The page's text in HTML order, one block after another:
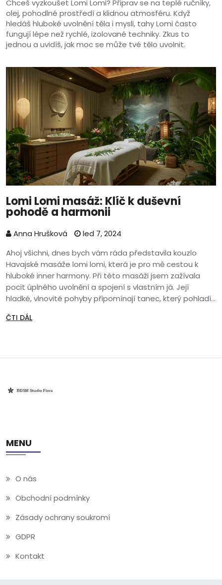
Chceš vyzkoušet Lomi Lomi? Připrav se na teplé ručníky,
olej, pohodlné prostředí a klidnou atmosféru. Když
hledáš hluboké uvolnění těla i mysli, tahy Lomi často
fungují lépe než rychlé, izolované techniky. Zkus to
jednou a uvidíš, jak moc se může tvé tělo uvolnit.
Lomi Lomi masáž: Klíč k duševní
pohodě a harmonii
Anna Hrušková
led 7, 2024
Ahoj všichni, dnes bych vám ráda představila kouzlo
Havajské masáže lomi lomi, která je pro mě cestou k
hluboké inner harmony. Při této masáži jsem zažívala
pocit úplného uvolnění a spojení s vlastním já. Její
hladké, vlnovité pohyby připomínají tanec, který pohladí
neuvěřitelného – poskytuje nejen relaxaci, ale také
ČTI DÁL
MENU
O nás
Obchodní podmínky
Zásady ochrany soukromí
GDPR
Kontakt